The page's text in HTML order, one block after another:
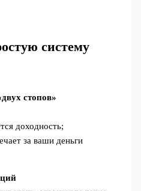
систему
стопов»
доходность;
за ваши деньги